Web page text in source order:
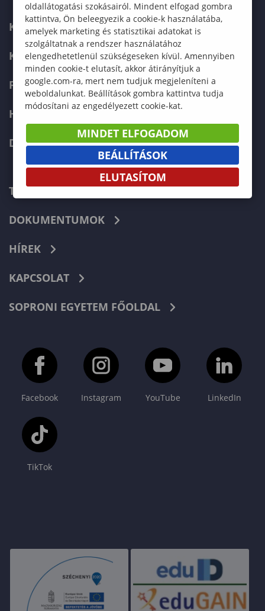
KARUNK
KÉPZÉSEK
FELVÉTELIZŐKNEK
HALLGATÓKNAK
DOKTORI ISKOLA
TELEFONKÖNYV
DOKUMENTUMOK
HÍREK
KAPCSOLAT
SOPRONI EGYETEM FŐOLDAL
Facebook Instagram YouTube LinkedIn
TikTok
oldallátogatási szokásairól. Mindent elfogad gombra
kattintva, Ön beleegyezik a cookie-k használatába,
amelyek marketing és statisztikai adatokat is
szolgáltatnak a rendszer használatához
elengedhetetlenül szükségeseken kívül. Amennyiben
minden cookie-t elutasít, akkor átirányítjuk a
google.com-ra, mert nem tudjuk megjeleníteni a
weboldalunkat. Beállítások gombra kattintva tudja
módosítani az engedélyezett cookie-kat.
MINDET ELFOGADOM
BEÁLLÍTÁSOK
ELUTASÍTOM